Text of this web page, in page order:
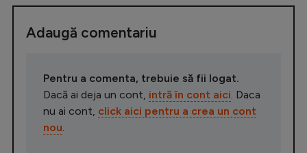
Adaugă comentariu
Pentru a comenta, trebuie să fii logat.
Dacă ai deja un cont, intră în cont aici . Daca
nu ai cont, click aici pentru a crea un cont
nou